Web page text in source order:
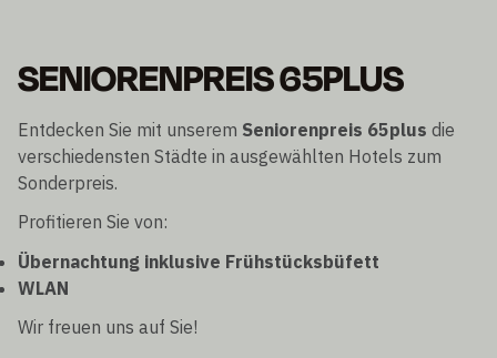
SENIORENPREIS 65PLUS
Entdecken Sie mit unserem Seniorenpreis 65plus die
verschiedensten Städte in ausgewählten Hotels zum
Sonderpreis.
Profitieren Sie von:
Übernachtung inklusive Frühstücksbüfett
WLAN
Wir freuen uns auf Sie!